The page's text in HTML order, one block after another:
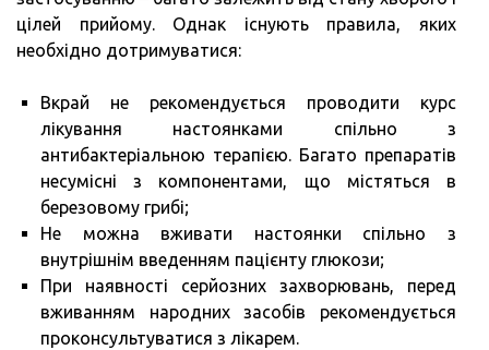
цілей прийому. Однак існують правила, яких
необхідно дотримуватися:
Вкрай не рекомендується проводити курс
лікування настоянками спільно з
антибактеріальною терапією. Багато препаратів
несумісні з компонентами, що містяться в
березовому грибі;
Не можна вживати настоянки спільно з
внутрішнім введенням пацієнту глюкози;
При наявності серйозних захворювань, перед
вживанням народних засобів рекомендується
проконсультуватися з лікарем.